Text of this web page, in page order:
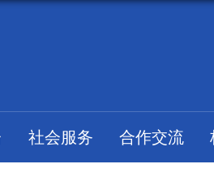
社会服务 合作交流